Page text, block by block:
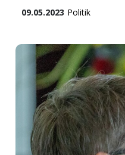
Stellen
E-
09.05.2023 Politik